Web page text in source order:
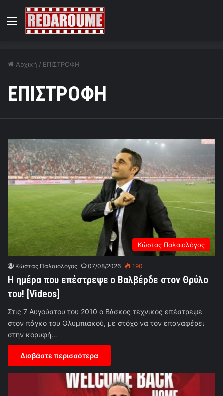
Menu
Αρχική / ΕΠΙΣΤΡΟΦΗ
ΕΠΙΣΤΡΟΦΗ
Κώστας Παλαιολόγος
Κώστας Παλαιολόγος 07/08/2026 190
Η ημέρα που επέστρεψε ο Βαλβέρδε στον Θρύλο
του! [Videos]
Στις 7 Αυγούστου του 2010 ο Βάσκος τεχνικός επέστρεψε
στον πάγκο του Ολυμπιακού, με στόχο να τον επαναφέρει
στην κορυφή…
Διαβάστε περισσότερα